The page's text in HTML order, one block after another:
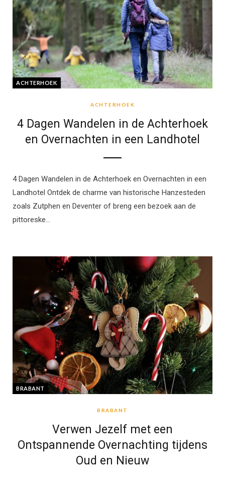
ACHTERHOEK
ACHTERHOEK
4 Dagen Wandelen in de Achterhoek
en Overnachten in een Landhotel
4 Dagen Wandelen in de Achterhoek en Overnachten in een
Landhotel Ontdek de charme van historische Hanzesteden
zoals Zutphen en Deventer of breng een bezoek aan de
pittoreske…
BRABANT
BRABANT
Verwen Jezelf met een
Ontspannende Overnachting tijdens
Oud en Nieuw